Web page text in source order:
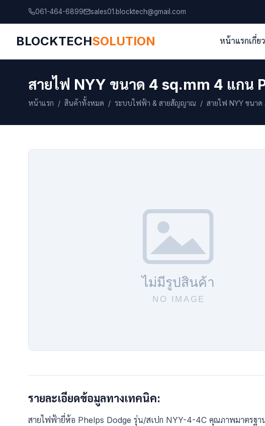
061-464-6899 sales01.blocktech@gmail.com
BLOCKTECHSOLUTION หน้าแรกเกี่ย
สายไฟ NYY ขนาด 4 sq.mm 4 แกน
หน้าแรก / สินค้าทั้งหมด / ระบบไฟฟ้า & สายสัญญาณ / สายไฟ NYY ขนา
รายละเอียดข้อมูลทางเทคนิค:
สายไฟฟ้ายี่ห้อ Phelps Dodge รุ่น/สเปก NYY-4-4C คุณภาพมาตรฐา